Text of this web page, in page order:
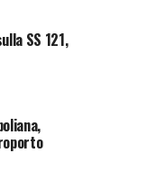
SS 121,